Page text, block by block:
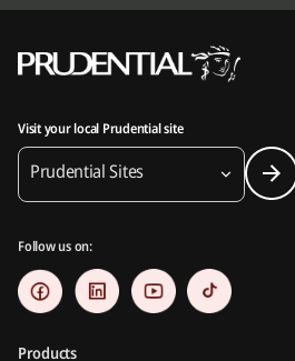
Visit your local Prudential site
Prudential Sites
Follow us on: